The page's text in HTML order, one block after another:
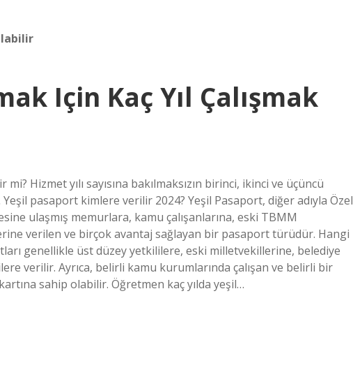
Için Kaç Yıl Çalışmak
Hizmet yılı sayısına bakılmaksızın birinci, ikinci ve üçüncü
pasaport kimlere verilir 2024? Yeşil Pasaport, diğer adıyla Özel
ulaşmış memurlara, kamu çalışanlarına, eski TBMM
verilen ve birçok avantaj sağlayan bir pasaport türüdür. Hangi
genellikle üst düzey yetkililere, eski milletvekillerine, belediye
verilir. Ayrıca, belirli kamu kurumlarında çalışan ve belirli bir
sahip olabilir. Öğretmen kaç yılda yeşil…